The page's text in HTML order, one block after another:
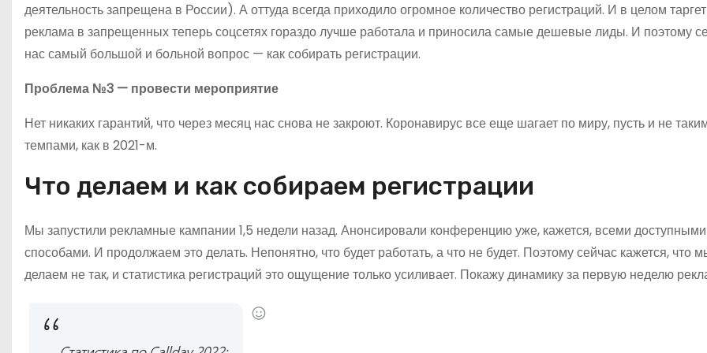
деятельность запрещена в России). А оттуда всегда приходило огромное количество регистраций. И в целом
реклама в запрещенных теперь соцсетях гораздо лучше работала и приносила самые дешевые лиды. И поэтому
нас самый большой и больной вопрос — как собирать регистрации.
Проблема №3 — провести мероприятие
Нет никаких гарантий, что через месяц нас снова не закроют. Коронавирус все еще шагает по миру, пусть и не
темпами, как в 2021-м.
Что делаем и как собираем регистрации
Мы запустили рекламные кампании 1,5 недели назад. Анонсировали конференцию уже, кажется, всеми доступными
способами. И продолжаем это делать. Непонятно, что будет работать, а что не будет. Поэтому сейчас кажется, что
делаем не так, и статистика регистраций это ощущение только усиливает. Покажу динамику за первую неделю